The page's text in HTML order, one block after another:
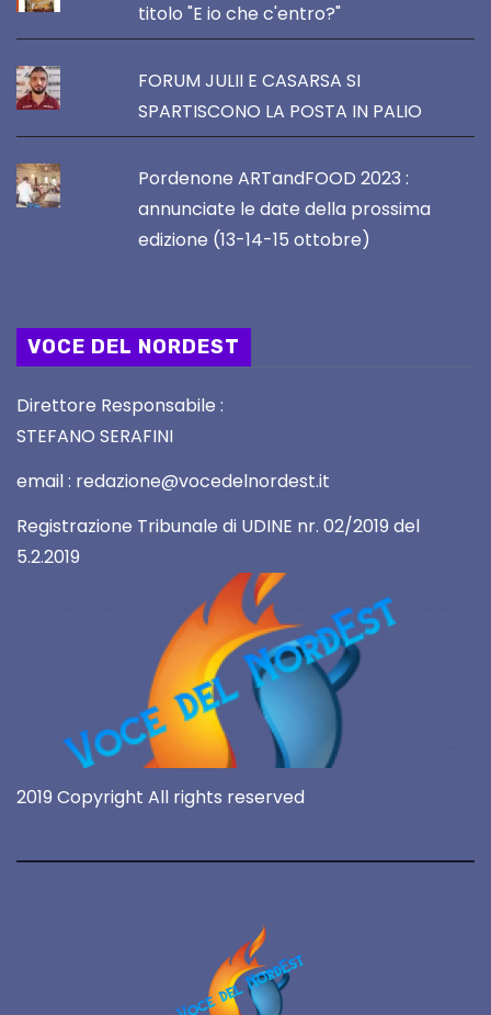
titolo "E io che c'entro?"
FORUM JULII E CASARSA SI
SPARTISCONO LA POSTA IN PALIO
Pordenone ARTandFOOD 2023 :
annunciate le date della prossima
edizione (13-14-15 ottobre)
VOCE DEL NORDEST
Direttore Responsabile :
STEFANO SERAFINI
email : redazione@vocedelnordest.it
Registrazione Tribunale di UDINE nr. 02/2019 del
5.2.2019
2019 Copyright All rights reserved